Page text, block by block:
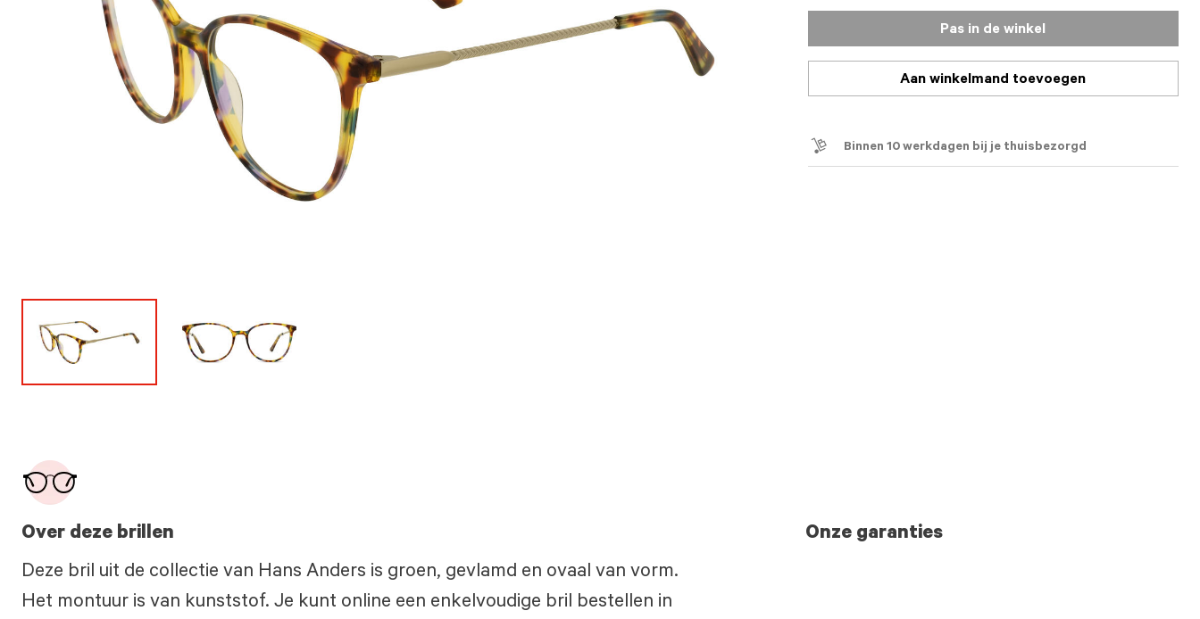
Pas in de winkel
Aan winkelmand toevoegen
Binnen 10 werkdagen bij je thuisbezorgd
Over deze brillen
Deze bril uit de collectie van Hans Anders is groen, gevlamd en ovaal van vorm.
Het montuur is van kunststof. Je kunt online een enkelvoudige bril bestellen in
Onze garanties